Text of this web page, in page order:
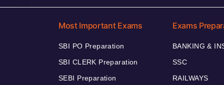
Most Important Exams
SBI PO Preparation
SBI CLERK Preparation
SEBI Preparation
Exams
BANKING &
SSC
RAILWAYS